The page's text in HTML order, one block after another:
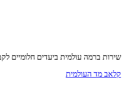
שירות ברמה עולמית ביעדים חלומיים
קלאב מד העולמית